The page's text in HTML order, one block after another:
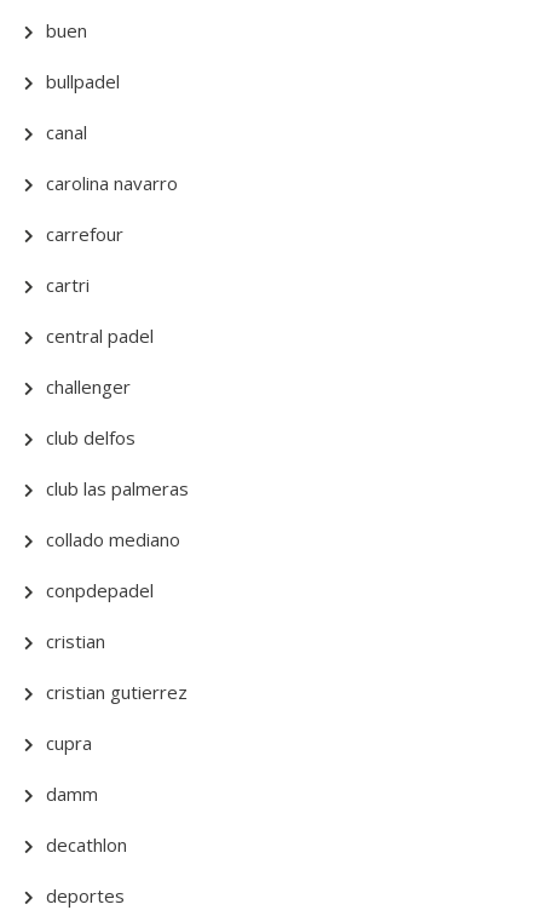
buen
bullpadel
canal
carolina navarro
carrefour
cartri
central padel
challenger
club delfos
club las palmeras
collado mediano
conpdepadel
cristian
cristian gutierrez
cupra
damm
decathlon
deportes